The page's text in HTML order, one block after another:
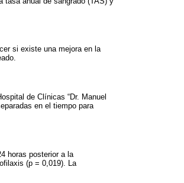
si existe una mejora en la
de Clínicas “Dr. Manuel
en el tiempo para
horas posterior a la
(p = 0,019). La